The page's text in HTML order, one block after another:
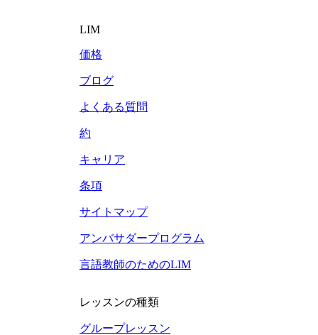
LIM
価格
ブログ
よくある質問
約
キャリア
条項
サイトマップ
アンバサダープログラム
言語教師のためのLIM
レッスンの種類
グループレッスン